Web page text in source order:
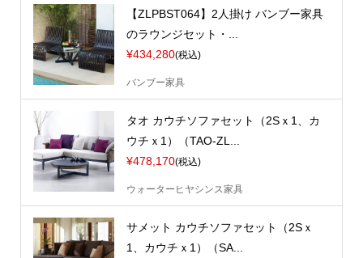
【ZLPBST064】2人掛け バンブー家具
のラウンジセット・...
¥434,280(税込)
バンブー家具
タオ カウチソファセット（2Sｘ1、カ
ウチｘ1）（TAO-ZL...
¥478,170(税込)
ウォーターヒヤシンス家具
サメット カウチソファセット（2Sｘ
1、カウチｘ1）（SA...